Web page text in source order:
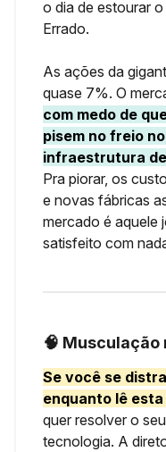
o dia de estourar
Errado.
As ações da
quase 7%. O
com medo de
pisem no freio
infraestrutura
Pra piorar, os
e novas fábricas
mercado é aquele
satisfeito com
🧠
Se você se
enquanto lê
quer resolver o
tecnologia. A